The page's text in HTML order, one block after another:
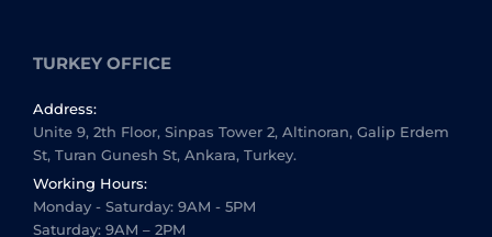
TURKEY OFFICE
Address:
Unite 9, 2th Floor, Sinpas Tower 2, Altinoran, Galip Erdem
St, Turan Gunesh St, Ankara, Turkey.
Working Hours:
Monday - Saturday: 9AM - 5PM
Saturday: 9AM – 2PM